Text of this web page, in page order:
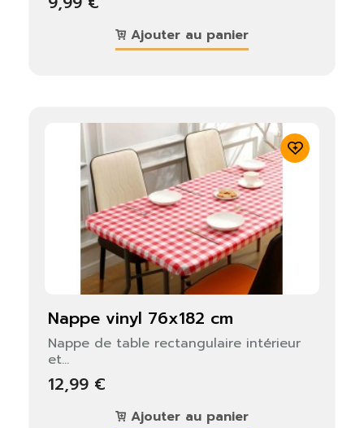
Ajouter au panier
nappe vinyl 76x182 cm
Nappe de table rectangulaire intérieur
et...
12,99 €
Ajouter au panier